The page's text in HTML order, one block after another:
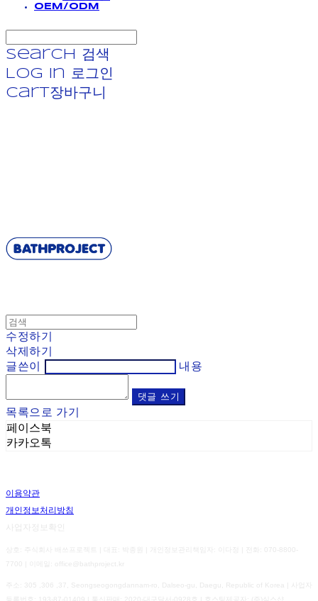
OEM/ODM
Search
검색
Log In
로그인
Cart장바구니
수정하기
삭제하기
글쓴이
내용
댓글 쓰기
목록으로 가기
페이스북
카카오톡
이용약관
개인정보처리방침
사업자정보확인
상호: 주식회사 배쓰프로젝트 | 대표: 박종원 | 개인정보관리책임자: 이다정 | 전화: 070-8800-
7700 | 이메일: office@bathproject.kr
주소: 305 ,306 ,37, Seongseogongdannam-ro, Dalseo-gu, Daegu, Republic of Korea | 사업자
193-87-01409 2020-대구달서-0928호 | 호스팅제공자: (주)식스샵